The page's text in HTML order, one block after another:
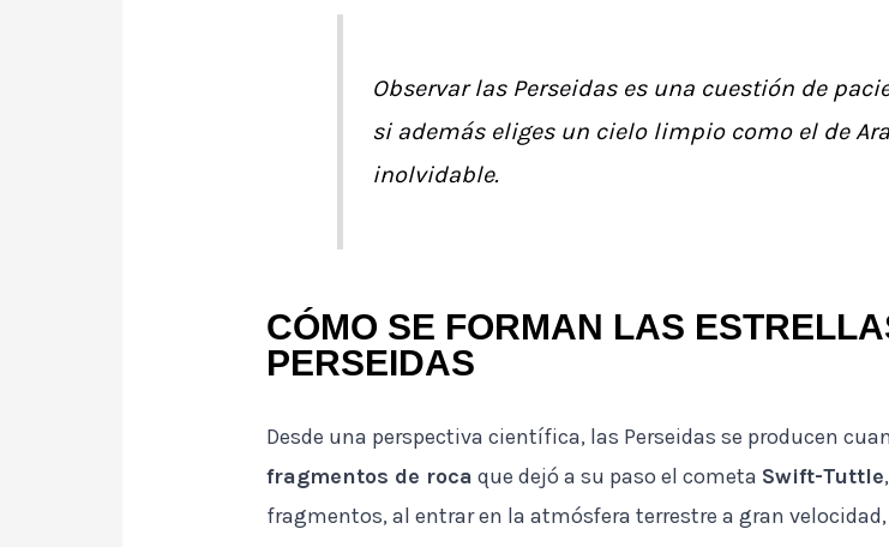
Observar las Perseidas es una cuestión de
si además eliges un cielo limpio como el de
inolvidable.
CÓMO SE FORMAN LAS
PERSEIDAS
Desde una perspectiva científica, las Perseidas se producen
fragmentos de roca que dejó a su paso el cometa Swift-Tuttle
fragmentos, al entrar en la atmósfera terrestre a gran velocidad,